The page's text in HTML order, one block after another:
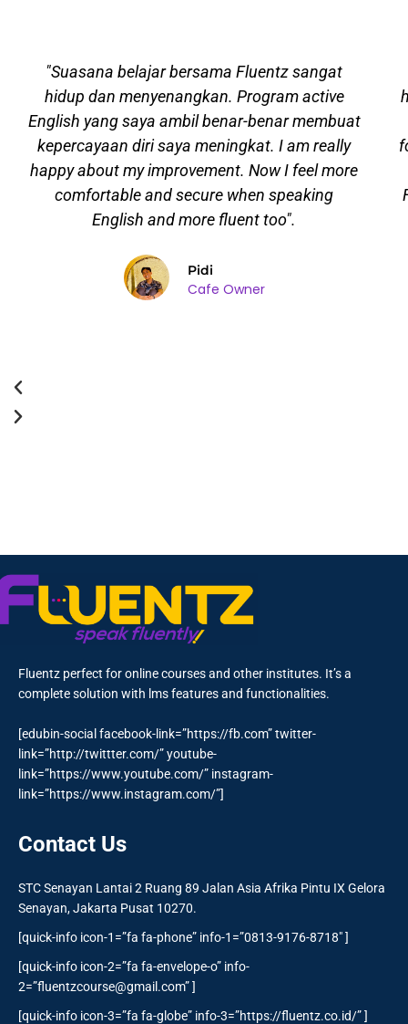
"Suasana belajar bersama Fluentz sangat
hidup dan menyenangkan. Program active
English yang saya ambil benar-benar membuat
kepercayaan diri saya meningkat. I am really
happy about my improvement. Now I feel more
comfortable and secure when speaking
English and more fluent too".
Pidi
Cafe Owner
Fluentz perfect for online courses and other institutes. It’s a
complete solution with lms features and functionalities.
[edubin-social facebook-link=”https://fb.com” twitter-
link=”http://twittter.com/” youtube-
link=”https://www.youtube.com/” instagram-
link=”https://www.instagram.com/”]
Contact Us
STC Senayan Lantai 2 Ruang 89 Jalan Asia Afrika Pintu IX Gelora
Senayan, Jakarta Pusat 10270.
[quick-info icon-1=”fa fa-phone” info-1=”0813-9176-8718″ ]
[quick-info icon-2=”fa fa-envelope-o” info-
2=”fluentzcourse@gmail.com” ]
[quick-info icon-3=”fa fa-globe” info-3=”https://fluentz.co.id/” ]